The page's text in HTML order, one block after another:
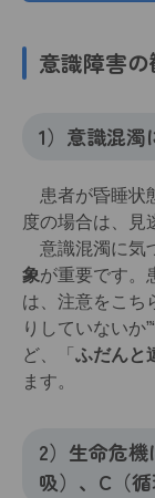
意識障害
1）意識混濁
患者が昏睡状
度の場合は、見
意識混濁に気
象が重要です。
は、注意をこち
りしていないか
ど、「 ふだんと
ます。
2）生命危
吸）、C（